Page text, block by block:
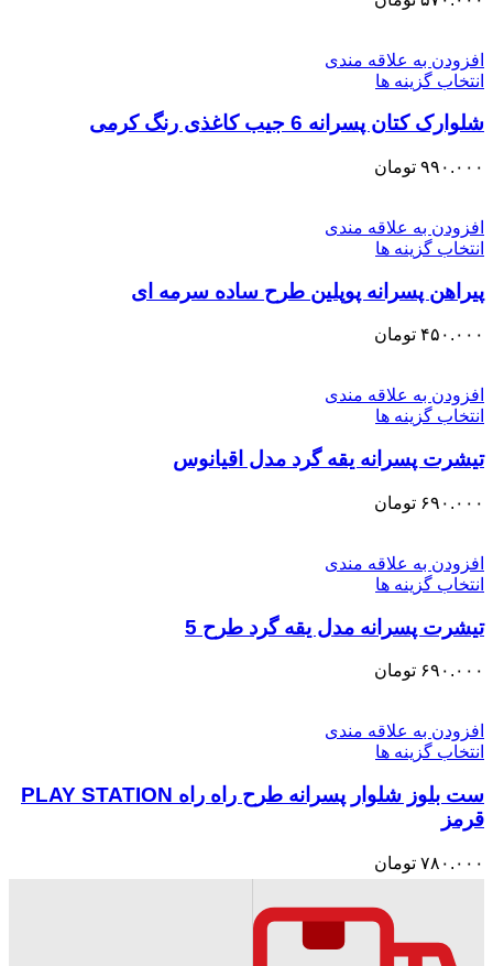
افزودن به علاقه مندی
انتخاب گزینه ها
شلوارک کتان پسرانه 6 جیب کاغذی رنگ کرمی
۹۹۰.۰۰۰ تومان
افزودن به علاقه مندی
انتخاب گزینه ها
پیراهن پسرانه پوپلین طرح ساده سرمه ای
۴۵۰.۰۰۰ تومان
افزودن به علاقه مندی
انتخاب گزینه ها
تیشرت پسرانه یقه گرد مدل اقیانوس
۶۹۰.۰۰۰ تومان
افزودن به علاقه مندی
انتخاب گزینه ها
تیشرت پسرانه مدل یقه گرد طرح 5
۶۹۰.۰۰۰ تومان
افزودن به علاقه مندی
انتخاب گزینه ها
ست بلوز شلوار پسرانه طرح راه راه PLAY STATION
قرمز
۷۸۰.۰۰۰ تومان